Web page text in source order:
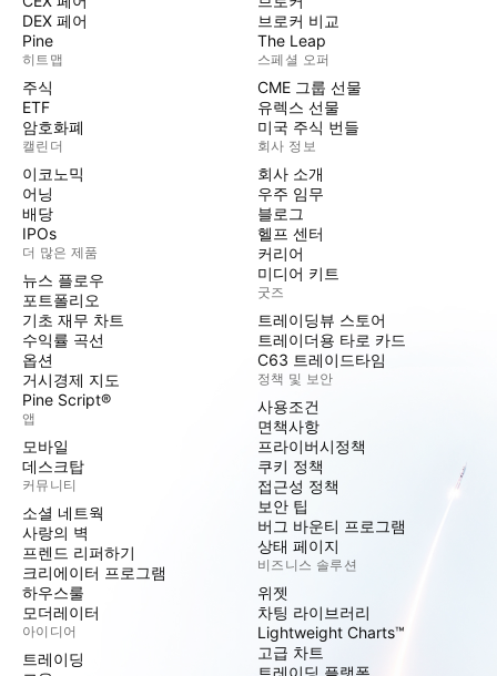
DEX 페어
Pine
히트맵
주식
ETF
암호화폐
캘린더
이코노믹
어닝
배당
IPOs
더 많은 제품
뉴스 플로우
포트폴리오
기초 재무 차트
수익률 곡선
옵션
거시경제 지도
Pine Script®
앱
모바일
데스크탑
커뮤니티
소셜 네트웍
사랑의 벽
프렌드 리퍼하기
크리에이터 프로그램
하우스룰
모더레이터
아이디어
트레이딩
브로커 비교
The Leap
스페셜 오퍼
CME 그룹 선물
유렉스 선물
미국 주식 번들
회사 정보
회사 소개
우주 임무
블로그
헬프 센터
커리어
미디어 키트
굿즈
트레이딩뷰 스토어
트레이더용 타로 카드
C63 트레이드타임
정책 및 보안
사용조건
면책사항
프라이버시정책
쿠키 정책
접근성 정책
보안 팁
버그 바운티 프로그램
상태 페이지
비즈니스 솔루션
위젯
차팅 라이브러리
Lightweight Charts™
고급 차트
트레이딩 플랫폼